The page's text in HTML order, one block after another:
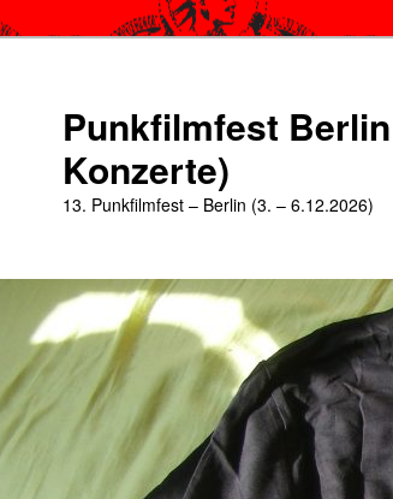
Punkfilmfest
Konzerte)
13. Punkfilmfest – Berlin (3. – 6.12.2026)